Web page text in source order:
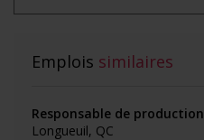
Emplois similaires
Responsable de production
Longueuil, QC